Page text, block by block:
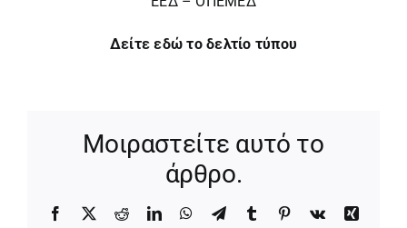
Δείτε εδώ το δελτίο τύπου
Μοιραστείτε αυτό το
άρθρο.
Facebook
X RedditLinkedInWhatsApp
TelegramTumblr Pinterest
Vk
Xing